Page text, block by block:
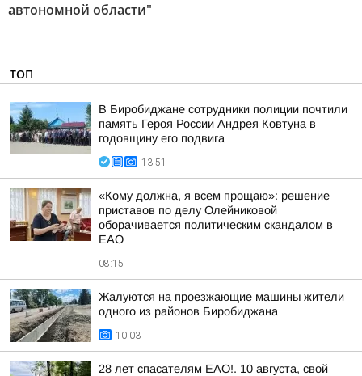
автономной области"
ТОП
В Биробиджане сотрудники полиции почтили
память Героя России Андрея Ковтуна в
годовщину его подвига
13:51
«Кому должна, я всем прощаю»: решение
приставов по делу Олейниковой
оборачивается политическим скандалом в
ЕАО
08:15
Жалуются на проезжающие машины жители
одного из районов Биробиджана
10:03
28 лет спасателям ЕАО!. 10 августа, свой